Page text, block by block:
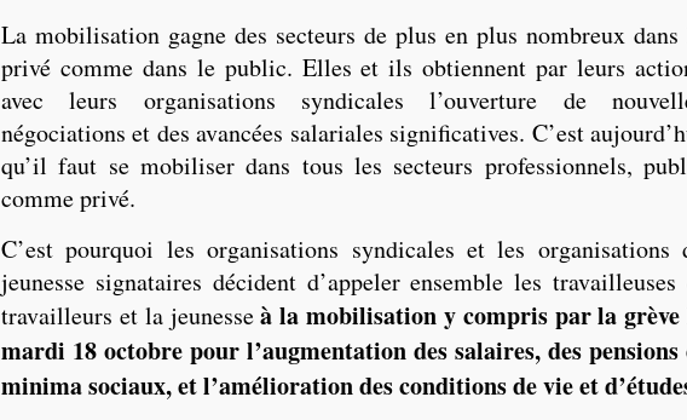
La mobilisation gagne des secteurs de plus en plus nombreux
privé comme dans le public. Elles et ils obtiennent par leurs
avec leurs organisations syndicales l’ouverture de
négociations et des avancées salariales significatives. C’est
qu’il faut se mobiliser dans tous les secteurs professionnels,
comme privé.
C’est pourquoi les organisations syndicales et les organisations
jeunesse signataires décident d’appeler ensemble les travailleuses
travailleurs et la jeunesseà la mobilisation y compris par la grève
mardi 18 octobre pour l’augmentation des salaires, des pensions
minima sociaux, et l’amélioration des conditions de vie et